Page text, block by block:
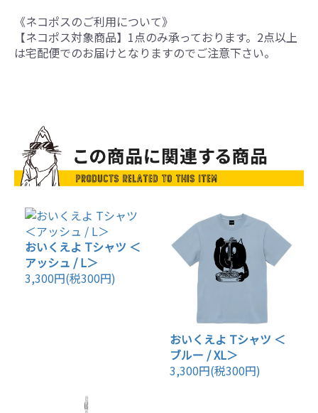
《ネコポスのご利用について》
【ネコポス対象商品】1点のみ承っております。2点以上
は宅配便でのお届けとなりますのでご注意下さい。
おいくえよ Tシャツ ＜
アッシュ / L＞
3,300円(税300円)
おいくえよ Tシャツ ＜
ブルー / XL＞
3,300円(税300円)